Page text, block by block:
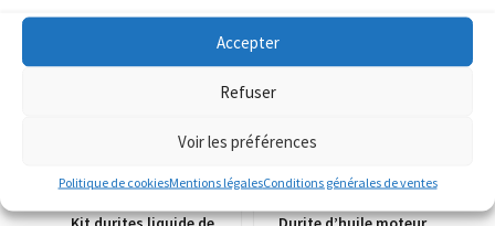
Accepter
Refuser
Voir les préférences
Politique de cookiesMentions légalesConditions générales de ventes